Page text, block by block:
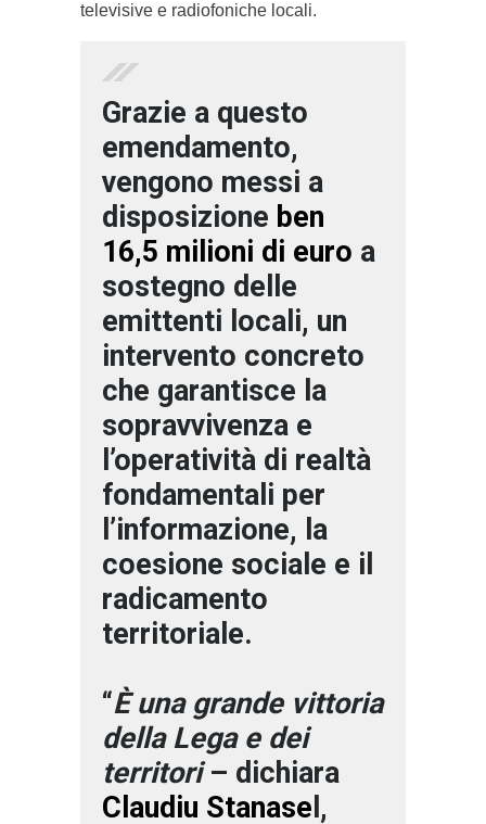
televisive e radiofoniche locali.
Grazie a questo
emendamento,
vengono messi a
disposizione ben
16,5 milioni di euro a
sostegno delle
emittenti locali, un
intervento concreto
che garantisce la
sopravvivenza e
l’operatività di realtà
fondamentali per
l’informazione, la
coesione sociale e il
radicamento
territoriale.
“È una grande vittoria
della Lega e dei
territori– dichiara
Claudiu Stanase l,